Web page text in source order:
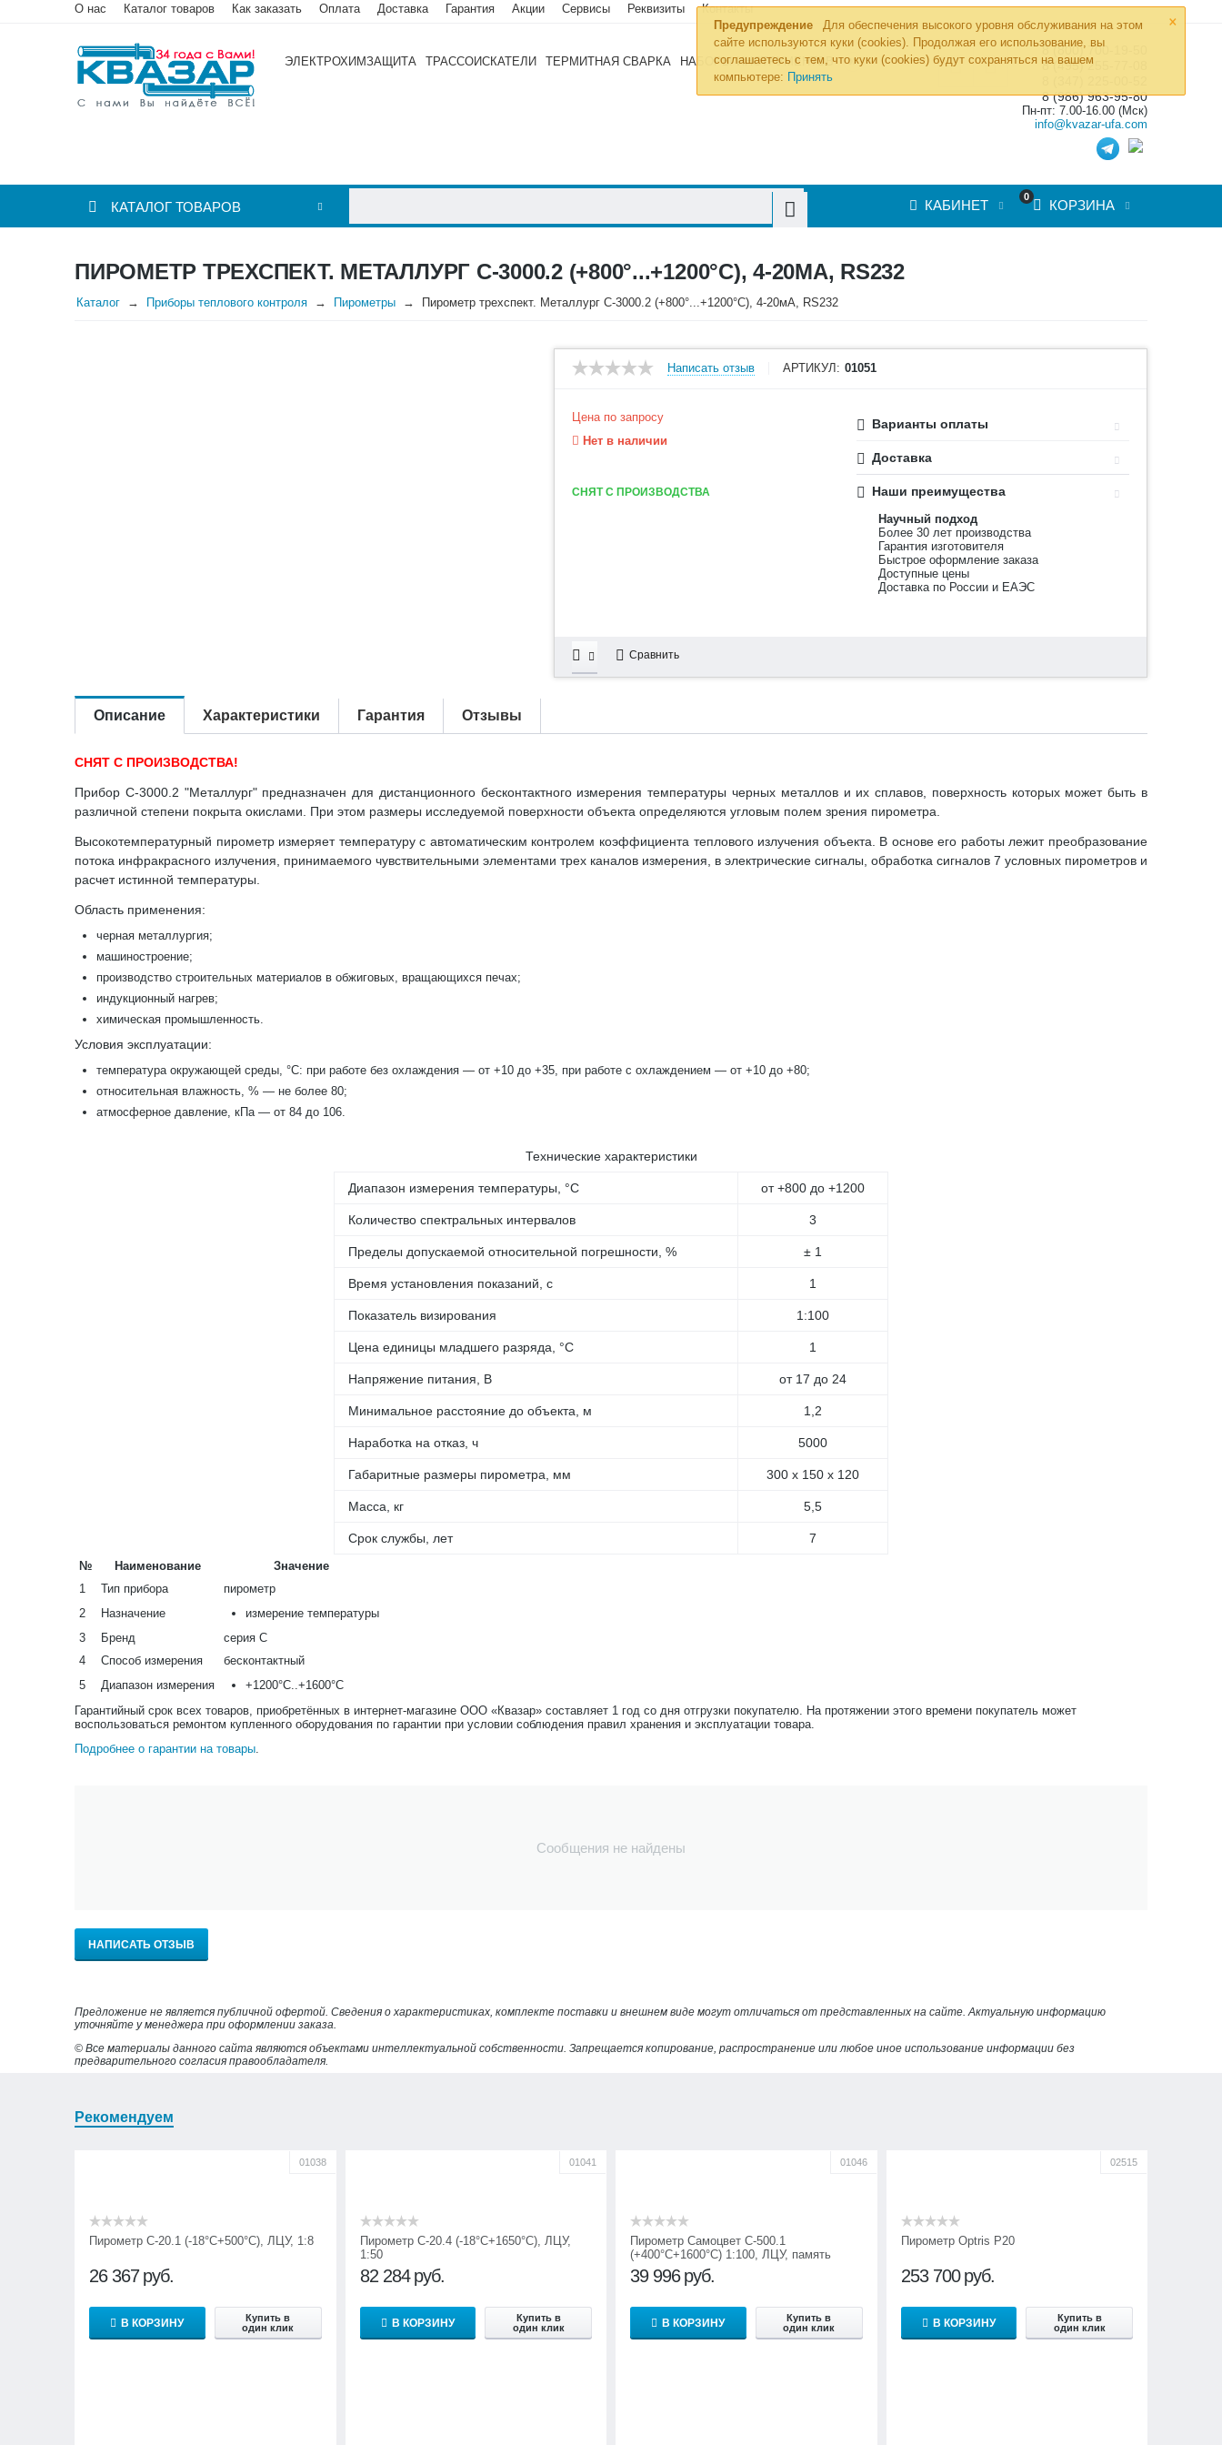
×
Предупреждение
Для обеспечения высокого уровня обслуживания на этом
сайте используются куки (cookies). Продолжая его использование, вы
соглашаетесь с тем, что куки (cookies) будут сохраняться на вашем
компьютере: Принять
О нас Каталог товаров Как заказать Оплата Доставка Гарантия Акции Сервисы Реквизиты Контакты
ЭЛЕКТРОХИМЗАЩИТА ТРАССОИСКАТЕЛИ ТЕРМИТНАЯ СВАРКА НАБОРЫ ИНСТРУМЕНТОВ »
8 (800) 700-19-50
8 (495) 255-77-08
8 (986) 963-95-80
Пн-пт: 7.00-16.00 (Мск)
info@kvazar-ufa.com
КАТАЛОГ ТОВАРОВ
0
КОРЗИНА
КАБИНЕТ
ПИРОМЕТР ТРЕХСПЕКТ. МЕТАЛЛУРГ С-3000.2 (+800°...+1200°С), 4-20МА, RS232
Каталог Приборы теплового контроля Пирометры Пирометр трехспект. Металлург С-3000.2 (+800°...+1200°С), 4-20мА, RS232
Написать отзыв АРТИКУЛ: 01051
Цена по запросу
Нет в наличии
СНЯТ С ПРОИЗВОДСТВА
Варианты оплаты
Доставка
Наши преимущества
Научный подход
Более 30 лет производства
Гарантия изготовителя
Быстрое оформление заказа
Доступные цены
Доставка по России и ЕАЭС
Сравнить
Описание Характеристики Гарантия Отзывы
СНЯТ С ПРОИЗВОДСТВА!
Прибор C-3000.2 "Металлург" предназначен для дистанционного бесконтактного измерения температуры черных металлов и их сплавов, поверхность которых может быть в
различной степени покрыта окислами. При этом размеры исследуемой поверхности объекта определяются угловым полем зрения пирометра.
Высокотемпературный пирометр измеряет температуру с автоматическим контролем коэффициента теплового излучения объекта. В основе его работы лежит преобразование
потока инфракрасного излучения, принимаемого чувствительными элементами трех каналов измерения, в электрические сигналы, обработка сигналов 7 условных пирометров и
расчет истинной температуры.
Область применения:
черная металлургия;
машиностроение;
производство строительных материалов в обжиговых, вращающихся печах;
индукционный нагрев;
химическая промышленность.
Условия эксплуатации:
температура окружающей среды, °С: при работе без охлаждения — от +10 до +35, при работе с охлаждением — от +10 до +80;
относительная влажность, % — не более 80;
атмосферное давление, кПа — от 84 до 106.
Технические характеристики
Диапазон измерения температуры, °С от +800 до +1200
Количество спектральных интервалов 3
Пределы допускаемой относительной погрешности, % ± 1
Время установления показаний, с 1
Показатель визирования 1:100
Цена единицы младшего разряда, °С 1
Напряжение питания, В от 17 до 24
Минимальное расстояние до объекта, м 1,2
Наработка на отказ, ч 5000
Габаритные размеры пирометра, мм 300 х 150 х 120
Масса, кг 5,5
Срок службы, лет 7
№ Наименование
Значение
1
Тип прибора
пирометр
2
Назначение
измерение температуры
3
Бренд
серия С
4
Способ измерения
бесконтактный
5
Диапазон измерения
+1200°С..+1600°С
Гарантийный срок всех товаров, приобретённых в интернет-магазине ООО «Квазар» составляет 1 год со дня отгрузки покупателю. На протяжении этого времени покупатель может
воспользоваться ремонтом купленного оборудования по гарантии при условии соблюдения правил хранения и эксплуатации товара.
Подробнее о гарантии на товары.
Сообщения не найдены
НАПИСАТЬ ОТЗЫВ
Предложение не является публичной офертой. Сведения о характеристиках, комплекте поставки и внешнем виде могут отличаться от представленных на сайте. Актуальную информацию
уточняйте у менеджера при оформлении заказа.
© Все материалы данного сайта являются объектами интеллектуальной собственности. Запрещается копирование, распространение или любое иное использование информации без
предварительного согласия правообладателя.
Рекомендуем
01038
Пирометр С-20.1 (-18°С+500°С), ЛЦУ, 1:8
26 367 руб.
В КОРЗИНУ
Купить в
один клик
01041
Пирометр С-20.4 (-18°С+1650°С), ЛЦУ,
1:50
82 284 руб.
В КОРЗИНУ
Купить в
один клик
01046
Пирометр Самоцвет С-500.1
(+400°С+1600°С) 1:100, ЛЦУ, память
39 996 руб.
В КОРЗИНУ
Купить в
один клик
02515
Пирометр Optris P20
253 700 руб.
В КОРЗИНУ
Купить в
один клик